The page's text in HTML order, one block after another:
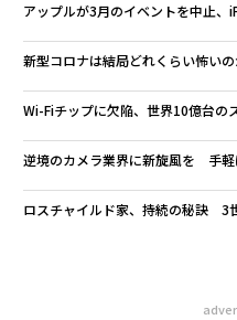
アップルが3月のイベントを中止、
新型コロナは結局どれくらい怖い
Wi-Fiチップに欠陥、世界10億台の
逆境のカメラ業界に新旋風を 手
ロスチャイルド家、持続の秘訣 3